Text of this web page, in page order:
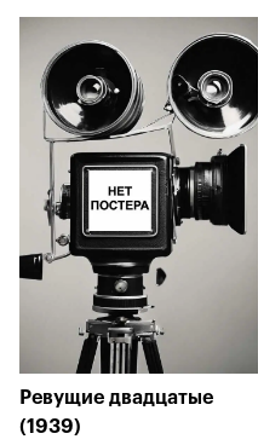
Ревущие двадцатые
(1939)